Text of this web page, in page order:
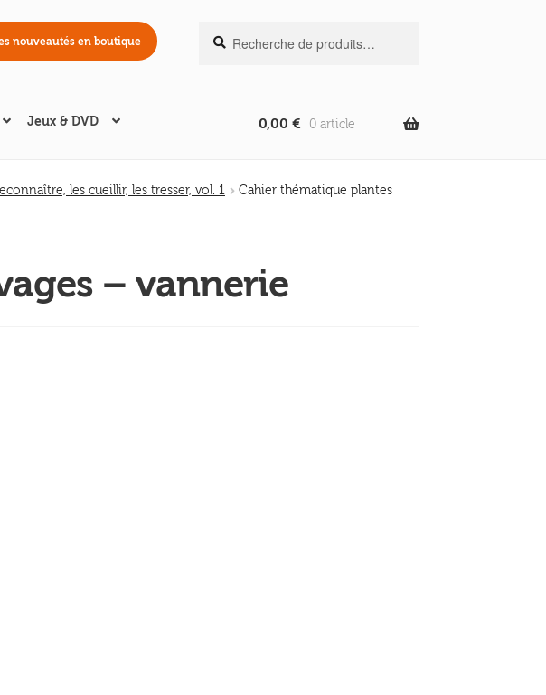
nouveautés en boutique
pour :
Recherche
Jeux & DVD 0,00 € 0 article
les cueillir, les tresser, vol. 1
Cahier thématique plantes
– vannerie